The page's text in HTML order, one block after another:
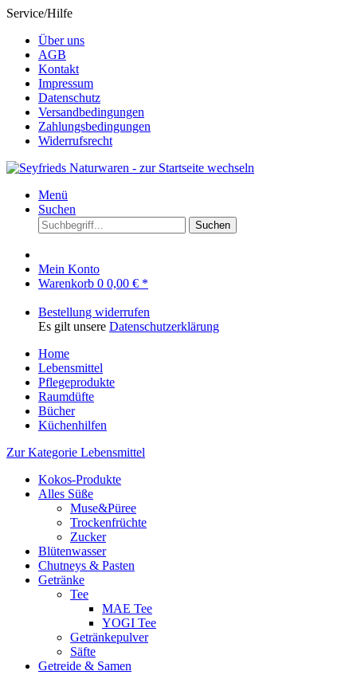
Service/Hilfe
Über uns
AGB
Kontakt
Impressum
Datenschutz
Versandbedingungen
Zahlungsbedingungen
Widerrufsrecht
Menü
Suchen
Suchen
Mein Konto
Warenkorb 0 0,00 € *
Bestellung widerrufen
Es gilt unsere Datenschutzerklärung
Home
Lebensmittel
Pflegeprodukte
Raumdüfte
Bücher
Küchenhilfen
Zur Kategorie Lebensmittel
Kokos-Produkte
Alles Süße
Muse&Püree
Trockenfrüchte
Zucker
Blütenwasser
Chutneys & Pasten
Getränke
Tee
MAE Tee
YOGI Tee
Getränkepulver
Säfte
Getreide & Samen